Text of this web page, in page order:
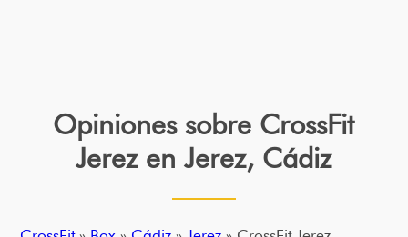
Opiniones sobre CrossFit
Jerez en Jerez, Cádiz